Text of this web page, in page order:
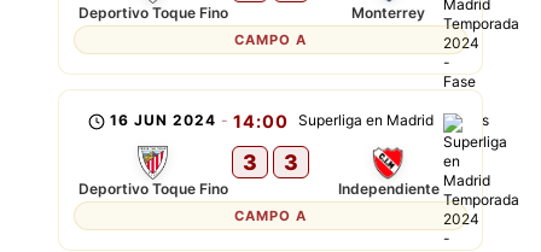
Deportivo Toque Fino Monterrey
CAMPO A
Superliga en Madrid
16 JUN 2024 - 14:00
Deportivo Toque Fino
3 3
Independiente
CAMPO A